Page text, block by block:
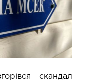
скандал